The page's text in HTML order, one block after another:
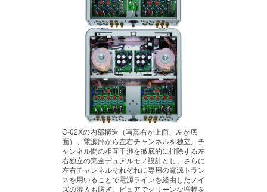
C-02Xの内部構造（写真右が上面、左が底
面）。電源部から左右チャンネルを独立。チ
ャンネル間の相互干渉を徹底的に排除する左
右独立の完全デュアルモノ設計とし、さらに
左右チャンネルそれぞれに専用の電源トラン
スを用いることで電源ラインを経由したノイ
ズの混入も防ぎ、ピュアでクリーンな増幅を